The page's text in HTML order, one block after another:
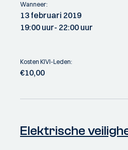
Wanneer:
13 februari 2019
19:00 uur- 22:00 uur
Kosten KIVI-Leden:
€10,00
Elektrische